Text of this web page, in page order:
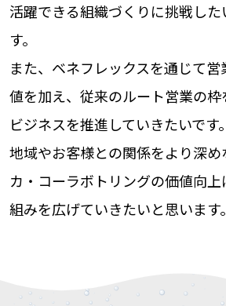
活躍できる組織づくりに挑戦した
す。
また、ベネフレックスを通じて
値を加え、従来のルート営業の
ビジネスを推進していきたいです。
地域やお客様との関係をより深め
カ・コーラボトリングの価値向
組みを広げていきたいと思います。